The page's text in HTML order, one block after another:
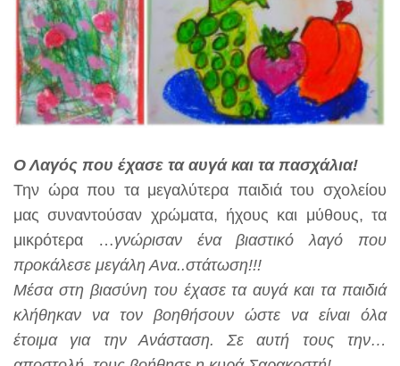
Ο Λαγός που έχασε τα αυγά και τα πασχάλια!
Την ώρα που τα μεγαλύτερα παιδιά του σχολείου
μας συναντούσαν χρώματα, ήχους και μύθους, τα
μικρότερα …γνώρισαν ένα βιαστικό λαγό που
προκάλεσε μεγάλη Ανα..στάτωση!!!
Μέσα στη βιασύνη του έχασε τα αυγά και τα παιδιά
κλήθηκαν να τον βοηθήσουν ώστε να είναι όλα
έτοιμα για την Ανάσταση. Σε αυτή τους την…